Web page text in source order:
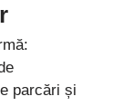
parcări și